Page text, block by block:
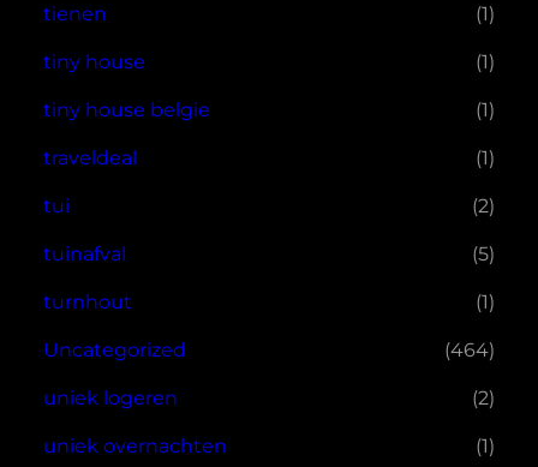
tienen (1)
tiny house (1)
tiny house belgie (1)
traveldeal (1)
tui (2)
tuinafval (5)
turnhout (1)
Uncategorized (464)
uniek logeren (2)
uniek overnachten (1)